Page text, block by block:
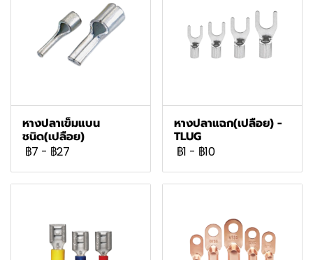
หางปลาเข็มแบน
ชนิด(เปลือย)
฿7 - ฿27
หางปลาแฉก(เปลือย) -
TLUG
฿1 - ฿10